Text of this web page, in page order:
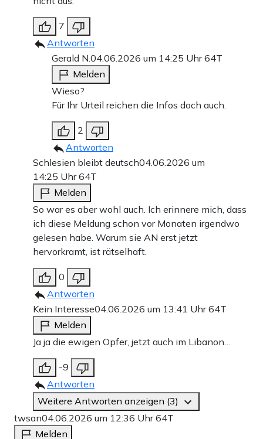
7
Antworten
Gerald N.04.06.2026 um 14:25 Uhr64T
Melden
Wieso?
Für Ihr Urteil reichen die Infos doch auch.
2
Antworten
Schlesien bleibt deutsch04.06.2026 um
14:25 Uhr64T
Melden
So war es aber wohl auch. Ich erinnere mich, dass
ich diese Meldung schon vor Monaten irgendwo
gelesen habe. Warum sie AN erst jetzt
hervorkramt, ist rätselhaft.
0
Antworten
Kein Interesse04.06.2026 um 13:41 Uhr64T
Melden
Ja ja die ewigen Opfer, jetzt auch im Libanon…
-9
Antworten
Weitere Antworten anzeigen (3)
twsan04.06.2026 um 12:36 Uhr64T
Melden